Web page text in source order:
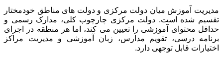
مدیریت آموزش میان دولت مرکزی و دولت های مناطق خودمختار
تقسیم شده است. دولت مرکزی چارچوب کلی، مدارک رسمی و
حداقل محتوای آموزشی را تعیین می کند، اما هر منطقه در اجرای
برنامه درسی، تقویم مدارس، زبان آموزشی و مدیریت مراکز
اختیارات قابل توجهی دارد.